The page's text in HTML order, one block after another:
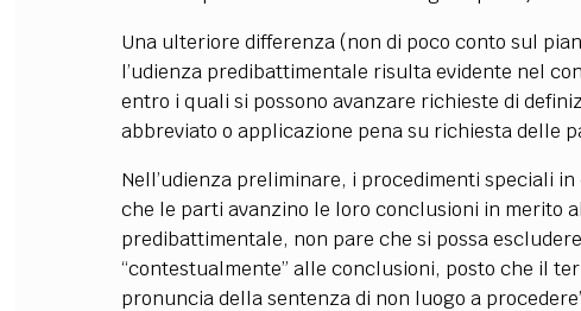
Una ulteriore differenza (non di poco conto sul
l’udienza predibattimentale risulta evidente nel
entro i quali si possono avanzare richieste di
abbreviato o applicazione pena su richiesta delle
Nell’udienza preliminare, i procedimenti speciali
che le parti avanzino le loro conclusioni in merito
predibattimentale, non pare che si possa
“contestualmente” alle conclusioni, posto che il
pronuncia della sentenza di non luogo a